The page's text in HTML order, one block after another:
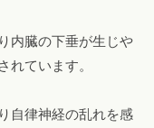
内臓の下垂が生じや
れています。
自律神経の乱れを感